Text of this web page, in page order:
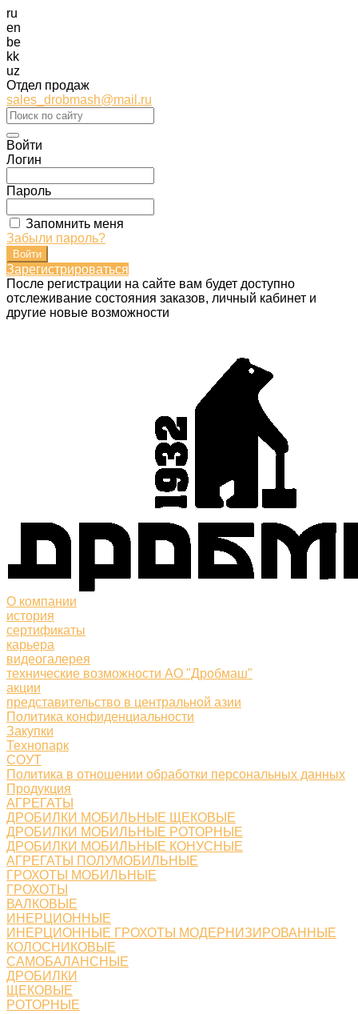
ru
en
be
kk
uz
Отдел продаж
sales_drobmash@mail.ru
Войти
Логин
Пароль
Запомнить меня
Забыли пароль?
Зарегистрироваться
После регистрации на сайте вам будет доступно
отслеживание состояния заказов, личный кабинет и
другие новые возможности
О компании
история
сертификаты
карьера
видеогалерея
технические возможности АО "Дробмаш"
акции
представительство в центральной азии
Политика конфиденциальности
Закупки
Технопарк
СОУТ
Политика в отношении обработки персональных данных
Продукция
АГРЕГАТЫ
ДРОБИЛКИ МОБИЛЬНЫЕ ЩЕКОВЫЕ
ДРОБИЛКИ МОБИЛЬНЫЕ РОТОРНЫЕ
ДРОБИЛКИ МОБИЛЬНЫЕ КОНУСНЫЕ
АГРЕГАТЫ ПОЛУМОБИЛЬНЫЕ
ГРОХОТЫ МОБИЛЬНЫЕ
ГРОХОТЫ
ВАЛКОВЫЕ
ИНЕРЦИОННЫЕ
ИНЕРЦИОННЫЕ ГРОХОТЫ МОДЕРНИЗИРОВАННЫЕ
КОЛОСНИКОВЫЕ
САМОБАЛАНСНЫЕ
ДРОБИЛКИ
ЩЕКОВЫЕ
РОТОРНЫЕ